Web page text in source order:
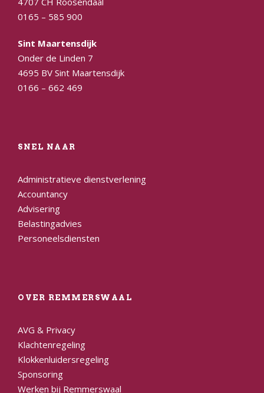
0165 – 585 900
Sint Maartensdijk
Onder de Linden 7
4695 BV Sint Maartensdijk
0166 – 662 469
SNEL NAAR
Administratieve dienstverlening
Accountancy
Advisering
Belastingadvies
Personeelsdiensten
OVER REMMERSWAAL
AVG & Privacy
Klachtenregeling
Klokkenluidersregeling
Sponsoring
Werken bij Remmerswaal